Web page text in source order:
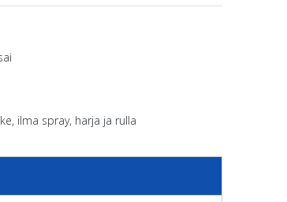
ilma spray, harja ja rulla